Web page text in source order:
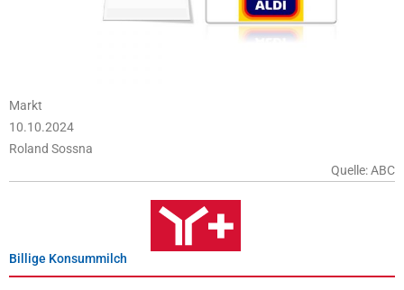
Markt
10.10.2024
Roland Sossna
Quelle: ABC
Billige Konsummilch